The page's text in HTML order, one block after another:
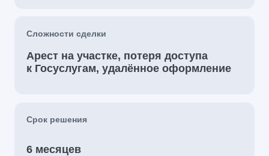
Сложности сделки
Арест на участке, потеря доступа
к Госуслугам, удалённое оформление
Срок решения
6 месяцев